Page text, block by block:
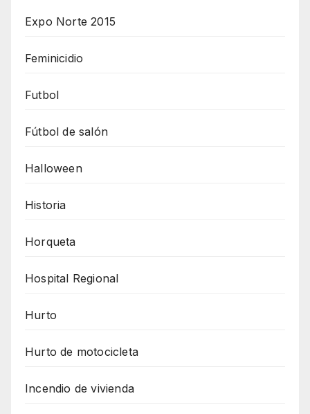
Expo Norte 2015
Feminicidio
Futbol
Fútbol de salón
Halloween
Historia
Horqueta
Hospital Regional
Hurto
Hurto de motocicleta
Incendio de vivienda